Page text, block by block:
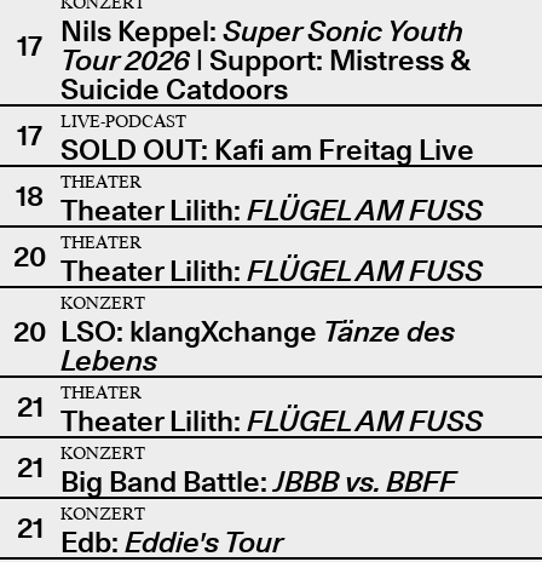
17 Nils Keppel: Super Sonic Youth
Tour 2026| Support: Mistress &
Suicide Catdoors
17
LIVE-PODCAST
SOLD OUT: Kafi am Freitag Live
18
THEATER
Theater Lilith: FLÜGEL AM FUSS
20
THEATER
Theater Lilith: FLÜGEL AM FUSS
20
KONZERT
LSO: klangXchange Tänze des
Lebens
21
THEATER
Theater Lilith: FLÜGEL AM FUSS
21
KONZERT
Big Band Battle:JBBB vs. BBFF
21
KONZERT
Edb: Eddie's Tour